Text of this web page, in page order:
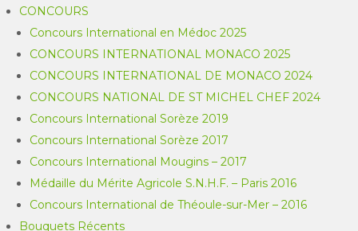
CONCOURS
Concours International en Médoc 2025
CONCOURS INTERNATIONAL MONACO 2025
CONCOURS INTERNATIONAL DE MONACO 2024
CONCOURS NATIONAL DE ST MICHEL CHEF 2024
Concours International Sorèze 2019
Concours International Sorèze 2017
Concours International Mougins – 2017
Médaille du Mérite Agricole S.N.H.F. – Paris 2016
Concours International de Théoule-sur-Mer – 2016
Bouquets Récents